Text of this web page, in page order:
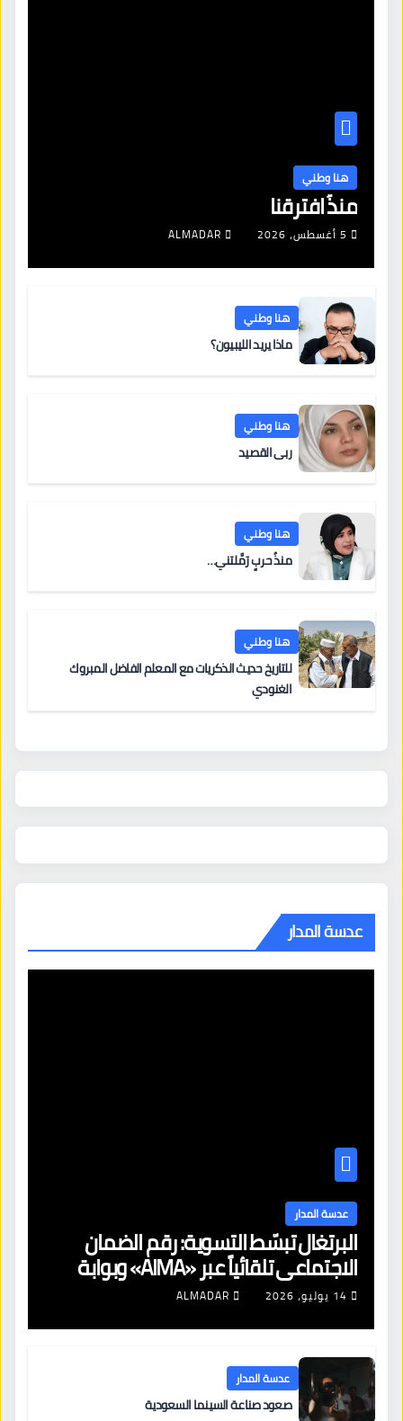
هنا وطني
منذُ افترقنا
5 أغسطس، 2026 ALMADAR
هنا وطني
ماذا يريد الليبيون؟
هنا وطني
ربى القصيد
هنا وطني
منذُ حربٍ رَمَّلتني…
هنا وطني
للتاريخ حديث الذكريات مع المعلم الفاضل المبروك
الغنودي
عدسة المدار
عدسة المدار
البرتغال تبسّط التسوية: رقم الضمان
الاجتماعي تلقائياً عبر «AIMA» وبوابة
جديدة لتجديد الإقامات
14 يوليو، 2026 ALMADAR
عدسة المدار
صعود صناعة السينما السعودية